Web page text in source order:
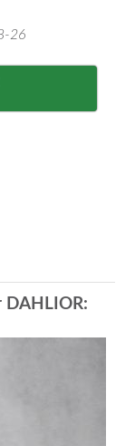
26
DAHLIOR: